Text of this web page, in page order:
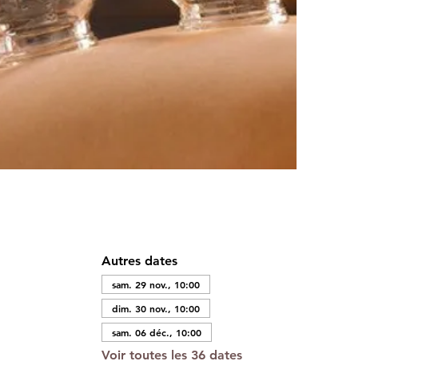
Autres dates
sam. 29 nov., 10:00
dim. 30 nov., 10:00
sam. 06 déc., 10:00
Voir toutes les 36 dates